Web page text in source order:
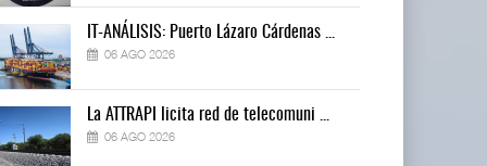
IT-ANÁLISIS: Puerto Lázaro Cárdenas ...
06 AGO 2026
La ATTRAPI licita red de telecomuni ...
06 AGO 2026